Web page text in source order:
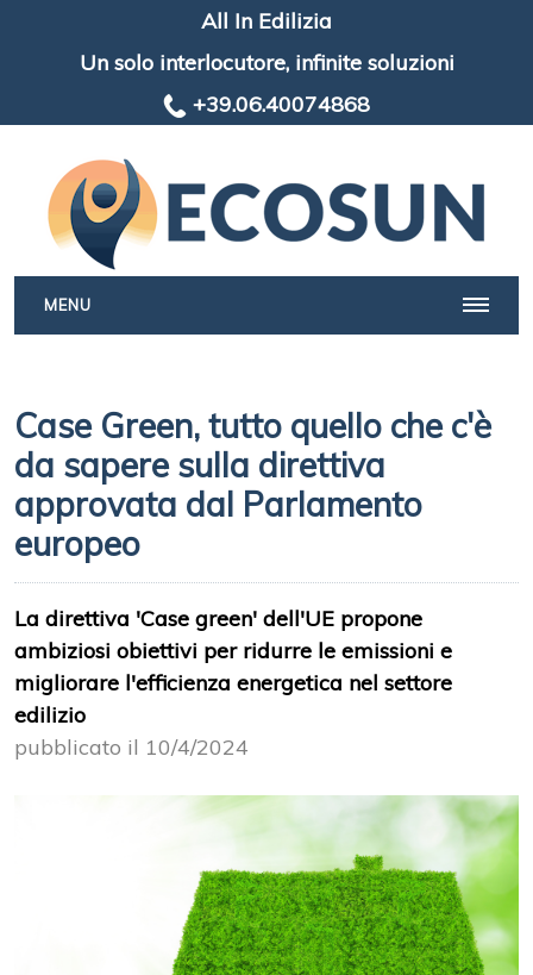
All In Edilizia
Un solo interlocutore, infinite soluzioni
+39.06.40074868
MENU
Case Green, tutto quello che c'è
da sapere sulla direttiva
approvata dal Parlamento
europeo
La direttiva 'Case green' dell'UE propone
ambiziosi obiettivi per ridurre le emissioni e
migliorare l'efficienza energetica nel settore
edilizio
pubblicato il 10/4/2024